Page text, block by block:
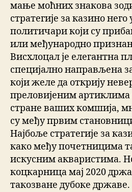
мање моћних знакова
стратегије за казино
политичари који су
или међународно
Висхлоцал је елегантна
специјално направљена
који желе да открију
преловијеним артиклима
стране ваших комшија,
су међу првим
Најбоље стратегије за
како међу почетницима
искусним акваристима.
коцкарница мај 2020
такозване дубоке државе.